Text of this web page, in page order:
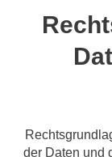
der Daten und